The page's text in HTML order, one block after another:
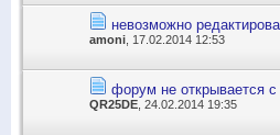
невозможно
amoni , 17.02.2014 12:53
форум не открывается с
QR25DE , 24.02.2014 19:35